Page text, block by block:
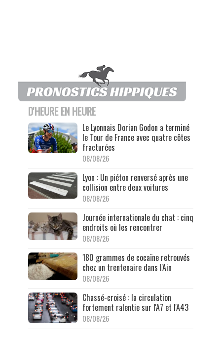
D'HEURE EN HEURE
Le Lyonnais Dorian Godon a terminé
le Tour de France avec quatre côtes
fracturées
08/08/26
Lyon : Un piéton renversé après une
collision entre deux voitures
08/08/26
Journée internationale du chat : cinq
endroits où les rencontrer
08/08/26
180 grammes de cocaïne retrouvés
chez un trentenaire dans l'Ain
08/08/26
Chassé-croisé : la circulation
fortement ralentie sur l'A7 et l'A43
08/08/26